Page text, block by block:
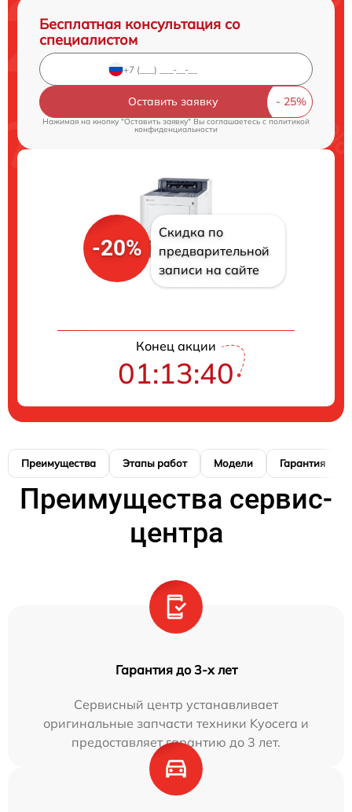
Бесплатная консультация со
специалистом
Оставить заявку
Нажимая на кнопку "Оставить заявку" Вы соглашаетесь cполитикой
конфиденциальности
-20%
Скидка по
предварительной
записи на сайте
Конец акции
01:13:39
Преимущества Этапы работ Модели Гарантия
Преимущества сервис-
центра
Гарантия до 3-х лет
Сервисный центр устанавливает
оригинальные запчасти техники Kyocera и
предоставляет гарантию до 3 лет.